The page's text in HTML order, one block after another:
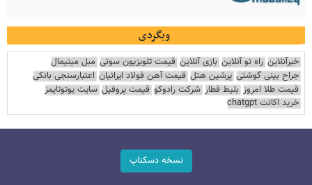
وبگردی
خبرآنلاین راه نو آنلاین بازی آنلاین قیمت تلویزیون سونی مبل مینیمال
جراح بینی گوشتی پرشین هتل قیمت آهن فولاد ایرانیان اعتبارسنجی بانکی
قیمت طلا امروز بلیط قطار شرکت رادوکو قیمت پروفیل سایت یوتوتایمز
خرید اکانت chatgpt
نسخه دسکتاپ